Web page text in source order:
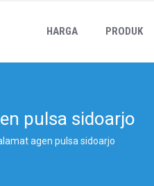
HARGA PRODUK
pulsa sidoarjo
agen pulsa sidoarjo